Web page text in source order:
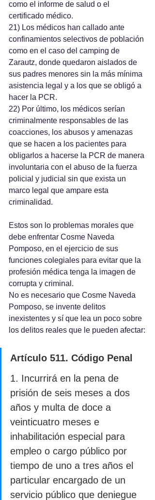
como el informe de salud o el
certificado médico.
21) Los médicos han callado ante
confinamientos selectivos de población
como en el caso del camping de
Zarautz, donde quedaron aislados de
sus padres menores sin la más mínima
asistencia legal y a los que se obligó a
hacer la PCR.
22) Por último, los médicos serían
criminalmente responsables de las
coacciones, los abusos y amenazas
que se hacen a los pacientes para
obligarlos a hacerse la PCR de manera
involuntaria con el abuso de la fuerza
policial y judicial sin que exista un
marco legal que ampare esta
criminalidad.
Estos son lo problemas morales que
debe enfrentar Cosme Naveda
Pomposo, en el ejercicio de sus
funciones colegiales para evitar que la
profesión médica tenga la imagen de
corrupta y criminal.
No es necesario que Cosme Naveda
Pomposo, se invente delitos
inexistentes y sí que lea un poco sobre
los delitos reales que le pueden afectar:
Artículo 511. Código Penal
1. Incurrirá en la pena de
prisión de seis meses a dos
años y multa de doce a
veinticuatro meses e
inhabilitación especial para
empleo o cargo público por
tiempo de uno a tres años el
particular encargado de un
servicio público que deniegue